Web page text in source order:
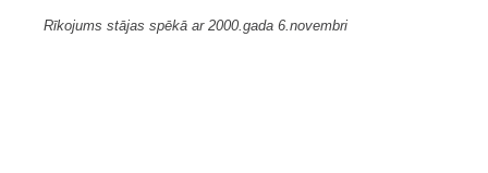
Rīkojums stājas spēkā ar 2000.gada 6.novembri